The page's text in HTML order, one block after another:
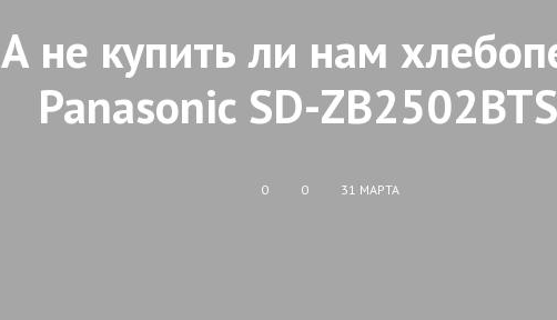
А не купить ли нам
Panasonic SD-
0 0 31 МАРТА